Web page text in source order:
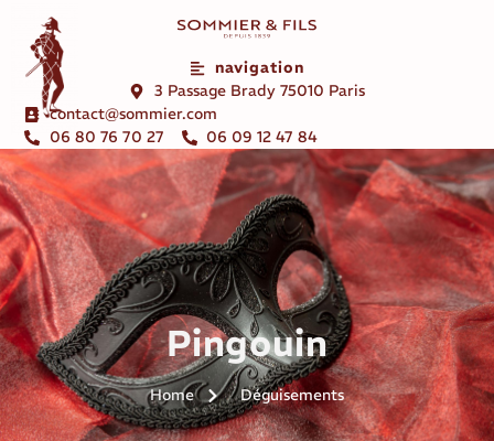
navigation
3 Passage Brady 75010 Paris
contact@sommier.com
06 80 76 70 27
06 09 12 47 84
Pingouin
Home Déguisements